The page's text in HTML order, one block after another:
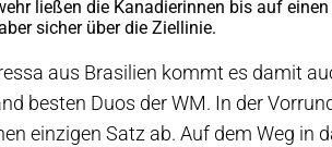
ließen die Kanadierinnen bis auf
sicher über die Ziellinie.
aus Brasilien kommt es damit
besten Duos der WM. In der
einzigen Satz ab. Auf dem Weg in